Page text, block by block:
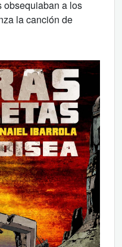
obsequiaban a los
la canción de